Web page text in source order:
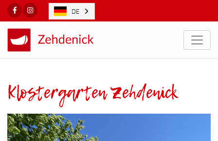
FacebookInstagram
Klostergarten Zehdenick
DE